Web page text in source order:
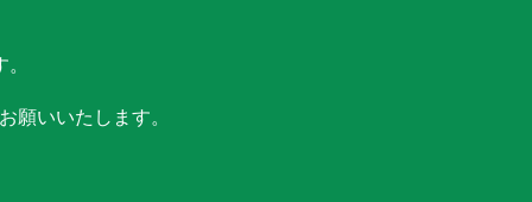
願いいたします。